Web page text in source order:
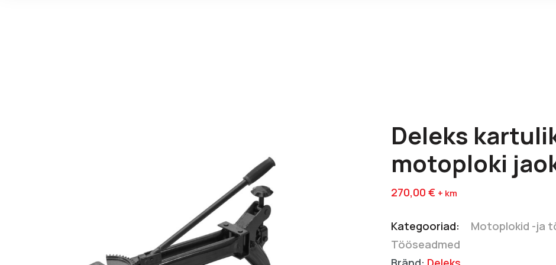
Deleks
motoploki
270,00€ + km
Kategooriad: Motoplokid -ja
Tööseadmed